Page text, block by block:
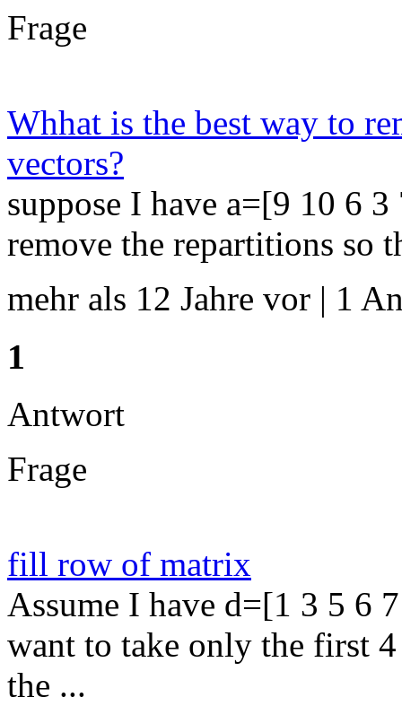
Frage
Whhat is the best way to
vectors?
suppose I have a=[9 10 6
remove the repartitions so
mehr als 12 Jahre vor | 1
1
Antwort
Frage
fill row of matrix
Assume I have d=[1 3 5 6
want to take only the first
the ...